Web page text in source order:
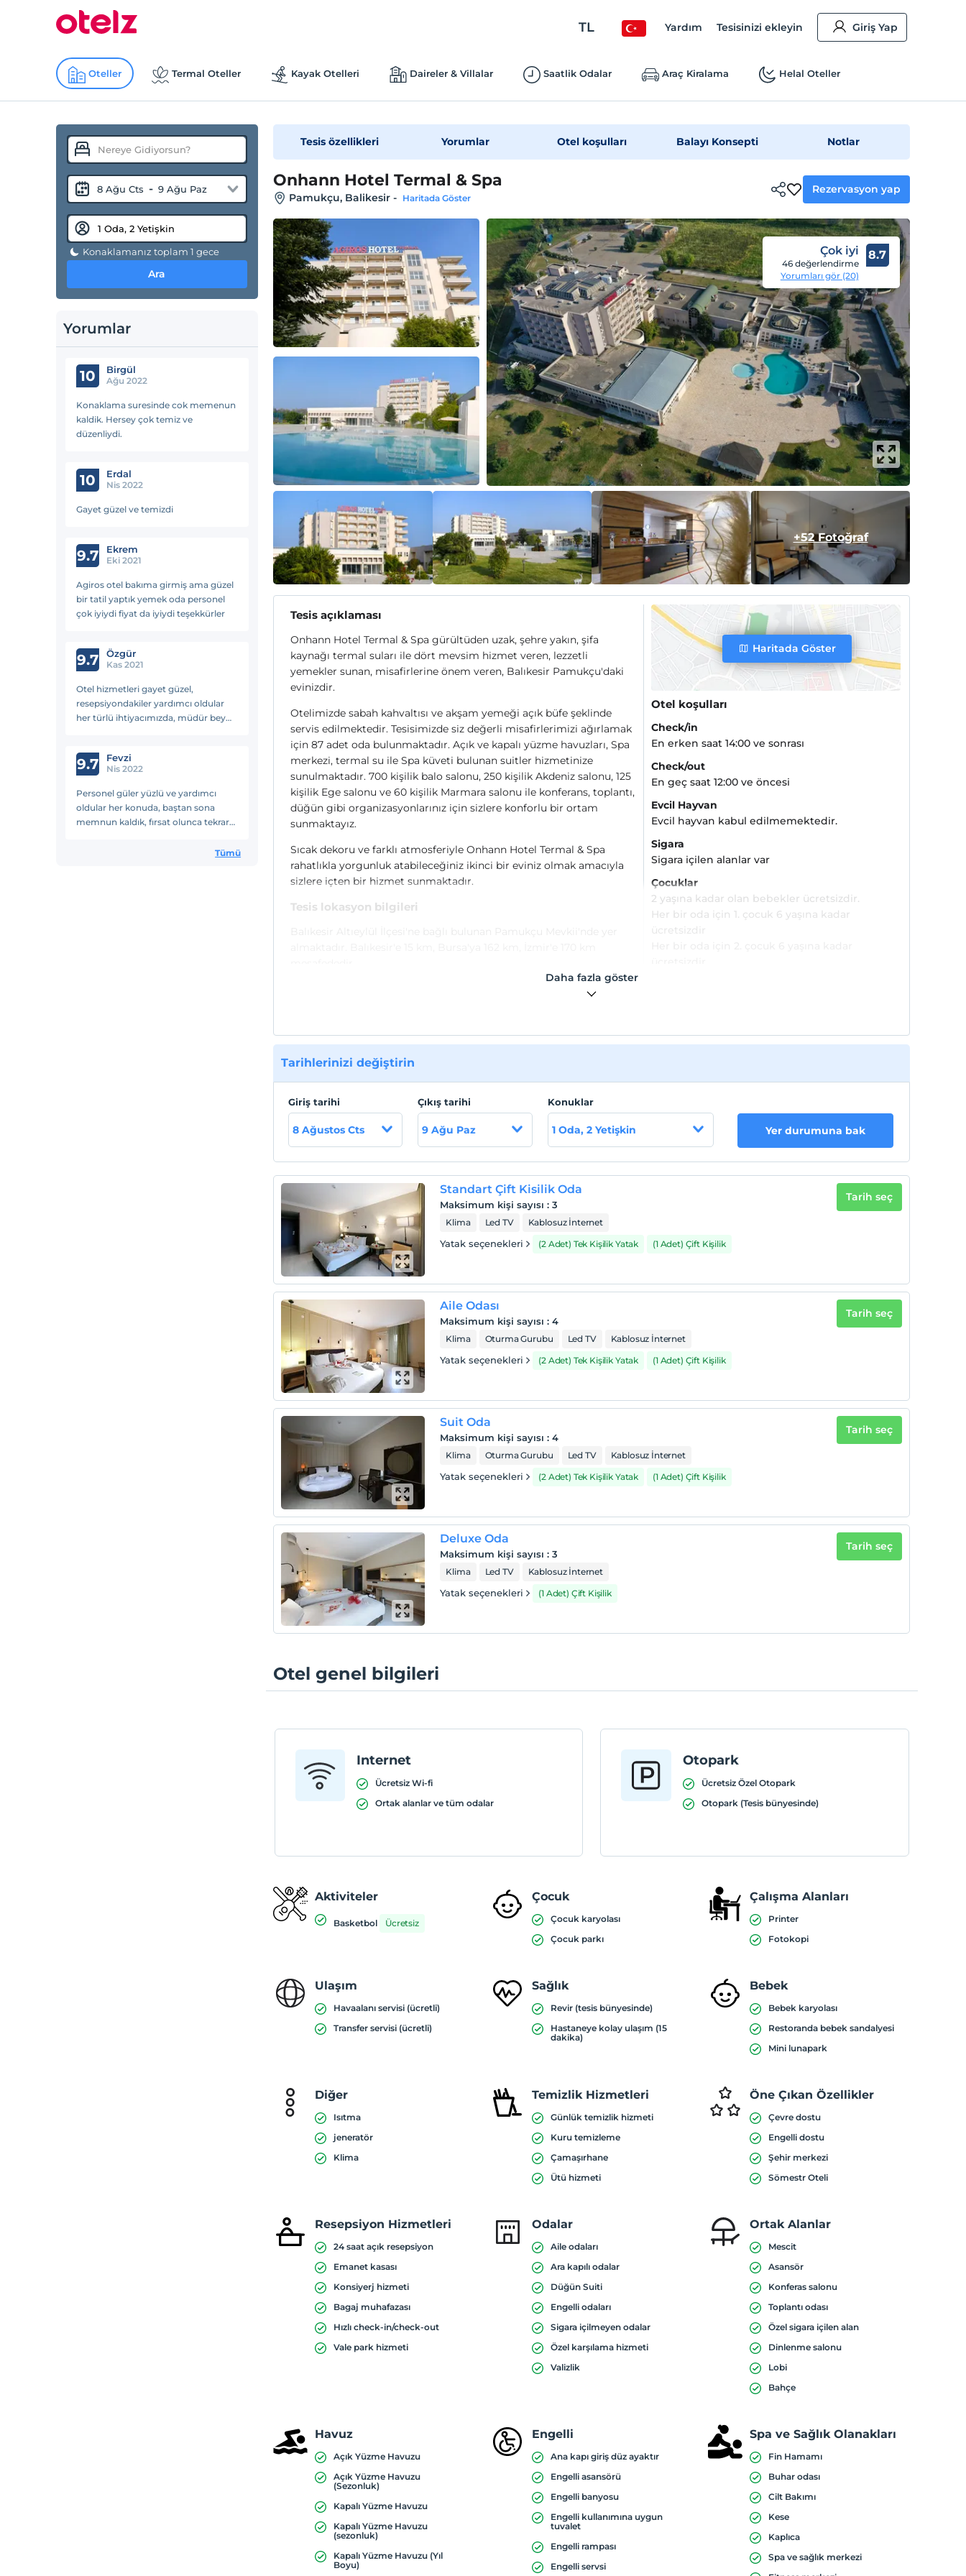
TL Yardım Tesisinizi ekleyin Giriş Yap
Oteller Termal Oteller Kayak Otelleri Daireler & Villalar Saatlik Odalar Araç Kiralama Helal Oteller
8 Ağu Cts - 9 Ağu Paz
Konaklamanız toplam 1 gece
Ara
Yorumlar
10 Birgül
Ağu 2022
Konaklama suresinde cok memenun
kaldik. Hersey çok temiz ve
düzenliydi.
10 Erdal
Nis 2022
Gayet güzel ve temizdi
9.7 Ekrem
Eki 2021
Agiros otel bakıma girmiş ama güzel
bir tatil yaptık yemek oda personel
çok iyiydi fiyat da iyiydi teşekkürler
9.7 Özgür
Kas 2021
Otel hizmetleri gayet güzel,
resepsiyondakiler yardımcı oldular
her türlü ihtiyacımızda, müdür bey
Havuzlar da iyi. Kısacası biz memnun
kaldık.
9.7 Fevzi
Nis 2022
Personel güler yüzlü ve yardımcı
oldular her konuda, baştan sona
memnun kaldık, fırsat olunca tekrar
Tümü
Tesis özellikleri Yorumlar Otel koşulları Balayı Konsepti Notlar
Onhann Hotel Termal & Spa
Pamukçu, Balikesir- Haritada Göster
Rezervasyon yap
Çok iyi
46 değerlendirme
Yorumları gör (20)
8.7
+52 Fotoğraf
Tesis açıklaması
Onhann Hotel Termal & Spa gürültüden uzak, şehre yakın, şifa
kaynağı termal suları ile dört mevsim hizmet veren, lezzetli
yemekler sunan, misafirlerine önem veren, Balıkesir Pamukçu'daki
evinizdir.
Otelimizde sabah kahvaltısı ve akşam yemeği açık büfe şeklinde
servis edilmektedir. Tesisimizde siz değerli misafirlerimizi ağırlamak
için 87 adet oda bulunmaktadır. Açık ve kapalı yüzme havuzları, Spa
merkezi, termal su ile Spa küveti bulunan suitler hizmetinize
sunulmaktadır. 700 kişilik balo salonu, 250 kişilik Akdeniz salonu, 125
kişilik Ege salonu ve 60 kişilik Marmara salonu ile konferans, toplantı,
düğün gibi organizasyonlarınız için sizlere konforlu bir ortam
sunmaktayız.
Sıcak dekoru ve farklı atmosferiyle Onhann Hotel Termal & Spa
rahatlıkla yorgunluk atabileceğiniz ikinci bir eviniz olmak amacıyla
sizlere içten bir hizmet sunmaktadır.
Tesis lokasyon bilgileri
Haritada Göster
Otel koşulları
Check/in
En erken saat 14:00 ve sonrası
Check/out
En geç saat 12:00 ve öncesi
Evcil Hayvan
Evcil hayvan kabul edilmemektedir.
Sigara
Sigara içilen alanlar var
Çocuklar
2 yaşına kadar olan bebekler ücretsizdir.
Her bir oda için 1. çocuk 6 yaşına kadar
ücretsizdir
Daha fazla göster
Tarihlerinizi değiştirin
Giriş tarihi
8 Ağustos Cts
Çıkış tarihi
9 Ağu Paz
Konuklar
1 Oda, 2 Yetişkin Yer durumuna bak
Standart Çift Kisilik Oda
Maksimum kişi sayısı :3
Klima Led TV Kablosuz İnternet
Yatak seçenekleri (2 Adet) Tek Kişilik Yatak (1 Adet) Çift Kişilik
Tarih seç
Aile Odası
Maksimum kişi sayısı :4
Klima Oturma Gurubu Led TV Kablosuz İnternet
Yatak seçenekleri (2 Adet) Tek Kişilik Yatak (1 Adet) Çift Kişilik
Tarih seç
Suit Oda
Maksimum kişi sayısı :4
Klima Oturma Gurubu Led TV Kablosuz İnternet
Yatak seçenekleri (2 Adet) Tek Kişilik Yatak (1 Adet) Çift Kişilik
Tarih seç
Deluxe Oda
Maksimum kişi sayısı :3
Klima Led TV Kablosuz İnternet
Yatak seçenekleri (1 Adet) Çift Kişilik
Tarih seç
Otel genel bilgileri
Internet
Ücretsiz Wi-fi
Ortak alanlar ve tüm odalar
Otopark
Ücretsiz Özel Otopark
Otopark (Tesis bünyesinde)
Aktiviteler
Basketbol Ücretsiz
Çocuk
Çocuk karyolası
Çocuk parkı
Çalışma Alanları
Printer
Fotokopi
Ulaşım
Havaalanı servisi (ücretli)
Transfer servisi (ücretli)
Sağlık
Revir (tesis bünyesinde)
Hastaneye kolay ulaşım (15
dakika)
Bebek
Bebek karyolası
Restoranda bebek sandalyesi
Mini lunapark
Diğer
Isıtma
jeneratör
Klima
Temizlik Hizmetleri
Günlük temizlik hizmeti
Kuru temizleme
Çamaşırhane
Ütü hizmeti
Öne Çıkan Özellikler
Çevre dostu
Engelli dostu
Şehir merkezi
Sömestr Oteli
Resepsiyon Hizmetleri
24 saat açık resepsiyon
Emanet kasası
Konsiyerj hizmeti
Bagaj muhafazası
Hızlı check-in/check-out
Vale park hizmeti
Odalar
Aile odaları
Ara kapılı odalar
Düğün Suiti
Engelli odaları
Sigara içilmeyen odalar
Özel karşılama hizmeti
Valizlik
Ortak Alanlar
Mescit
Asansör
Konferas salonu
Toplantı odası
Özel sigara içilen alan
Dinlenme salonu
Lobi
Bahçe
Havuz
Açık Yüzme Havuzu
Açık Yüzme Havuzu
(Sezonluk)
Kapalı Yüzme Havuzu
Kapalı Yüzme Havuzu
(sezonluk)
Kapalı Yüzme Havuzu (Yıl
Boyu)
Engelli
Ana kapı giriş düz ayaktır
Engelli asansörü
Engelli banyosu
Engelli kullanımına uygun
tuvalet
Engelli rampası
Engelli servsi
Spa ve Sağlık Olanakları
Fin Hamamı
Buhar odası
Cilt Bakımı
Kese
Kaplıca
Spa ve sağlık merkezi